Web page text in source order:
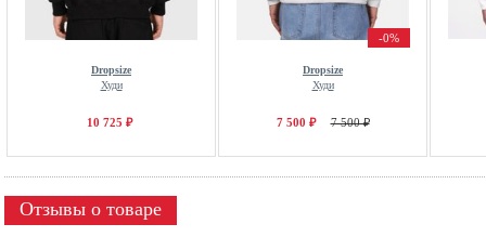
Dropsize
Худи
10 725 ₽
-0%
Dropsize
Худи
7 500 ₽ 7 500 ₽
Отзывы о товаре